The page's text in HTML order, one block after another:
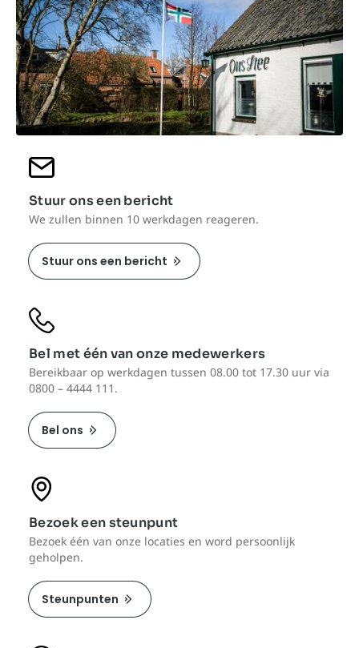
Stuur ons een bericht
We zullen binnen 10 werkdagen reageren.
Stuur ons een bericht
Bel met één van onze medewerkers
Bereikbaar op werkdagen tussen 08.00 tot 17.30 uur via
0800 – 4444 111.
Bel ons
Bezoek een steunpunt
Bezoek één van onze locaties en word persoonlijk
geholpen.
Steunpunten